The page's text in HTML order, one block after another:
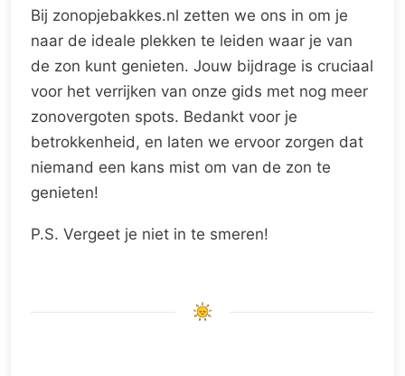
Bij zonopjebakkes.nl zetten we ons in om je
naar de ideale plekken te leiden waar je van
de zon kunt genieten. Jouw bijdrage is cruciaal
voor het verrijken van onze gids met nog meer
zonovergoten spots. Bedankt voor je
betrokkenheid, en laten we ervoor zorgen dat
niemand een kans mist om van de zon te
genieten!
P.S. Vergeet je niet in te smeren!